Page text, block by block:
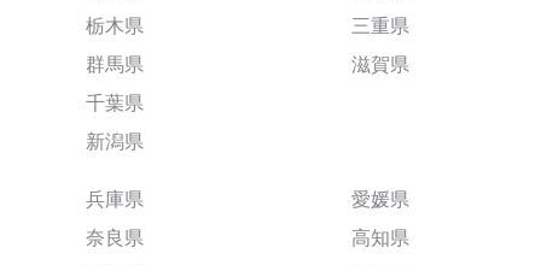
栃木県
群馬県
千葉県
新潟県
三重県
滋賀県
兵庫県
奈良県
愛媛県
高知県